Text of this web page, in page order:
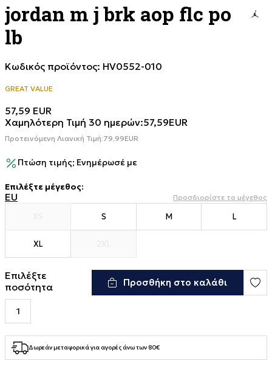
jordan m j brk aop flc po
lb
Κωδικός προϊόντος: HV0552-010
GREAT VALUE
57,59 EUR
Χαμηλότερη Τιμή 30 ημερών:57,59EUR
Προτεινόμενη Λιανική Τιμή:79,99EUR
Πτώση τιμής; Ενημέρωσέ με
Επιλέξτε μέγεθος:
EU Προσδιορίστε το μέγεθος
S M L
XL
Επιλέξτε
ποσότητα
Προσθήκη στο καλάθι
Δωρεάν μεταφορικά για αγορές άνω των 80€